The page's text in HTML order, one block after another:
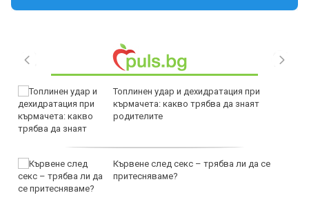
Топлинен удар и дехидратация при
кърмачета: какво трябва да знаят
родителите
Кървене след секс – трябва ли да се
притесняваме?